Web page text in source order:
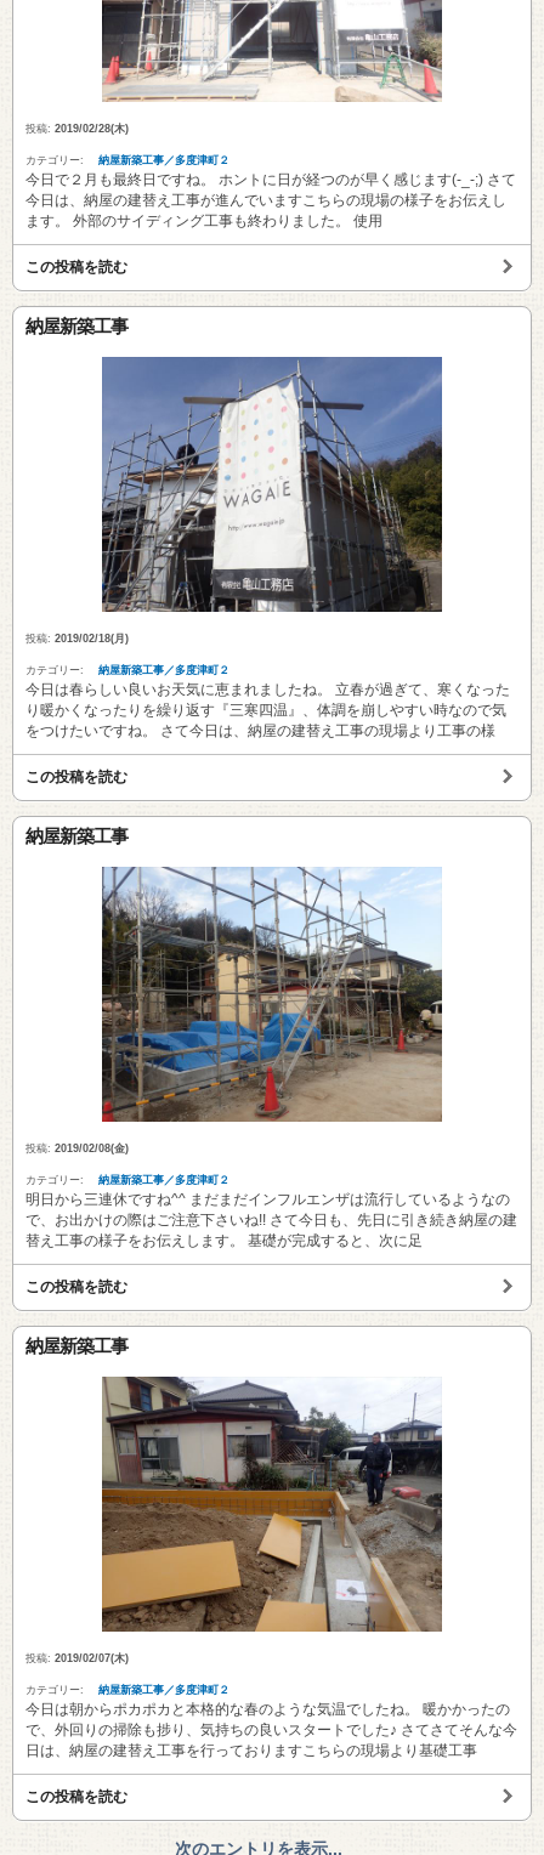
投稿: 2019/02/28(木)
カテゴリー: 納屋新築工事／多度津町２
今日で２月も最終日ですね。 ホントに日が経つのが早く感じます(-_-;) さて
今日は、納屋の建替え工事が進んでいますこちらの現場の様子をお伝えし
ます。 外部のサイディング工事も終わりました。 使用
この投稿を読む
納屋新築工事
投稿: 2019/02/18(月)
カテゴリー: 納屋新築工事／多度津町２
今日は春らしい良いお天気に恵まれましたね。 立春が過ぎて、寒くなった
り暖かくなったりを繰り返す『三寒四温』、体調を崩しやすい時なので気
をつけたいですね。 さて今日は、納屋の建替え工事の現場より工事の様
この投稿を読む
納屋新築工事
投稿: 2019/02/08(金)
カテゴリー: 納屋新築工事／多度津町２
明日から三連休ですね^^ まだまだインフルエンザは流行しているようなの
で、お出かけの際はご注意下さいね!! さて今日も、先日に引き続き納屋の建
替え工事の様子をお伝えします。 基礎が完成すると、次に足
この投稿を読む
納屋新築工事
投稿: 2019/02/07(木)
カテゴリー: 納屋新築工事／多度津町２
今日は朝からポカポカと本格的な春のような気温でしたね。 暖かかったの
で、外回りの掃除も捗り、気持ちの良いスタートでした♪ さてさてそんな今
日は、納屋の建替え工事を行っておりますこちらの現場より基礎工事
この投稿を読む
次のエントリを表示...